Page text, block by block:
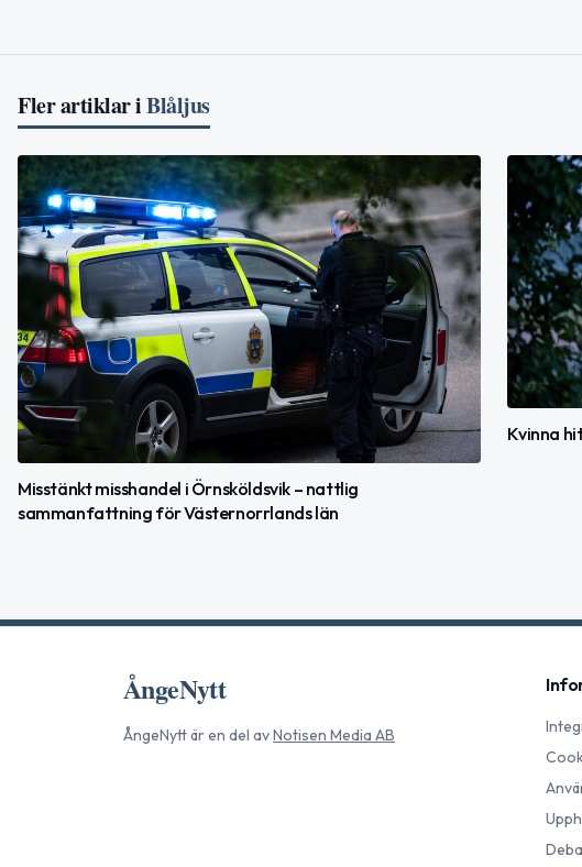
Fler artiklar iBlåljus
Misstänkt misshandel i Örnsköldsvik – nattlig
sammanfattning för Västernorrlands län
Kvinna
ÅngeNytt
ÅngeNyttär en del avNotisen Media AB